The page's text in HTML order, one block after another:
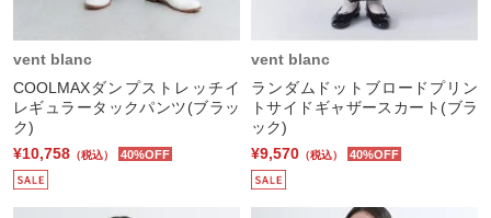
vent blanc
COOLMAXダンプストレッチイ
レギュラータックパンツ(ブラッ
ク)
¥10,758 （税込） 40%OFF
vent blanc
ランダムドットブロードプリン
トサイドギャザースカート(ブラ
ック)
¥9,570 （税込） 40%OFF